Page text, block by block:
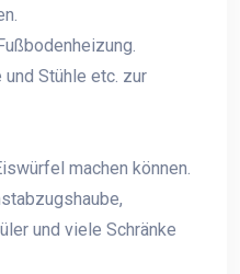
Stühle etc. zur
machen können.
und viele Schränke